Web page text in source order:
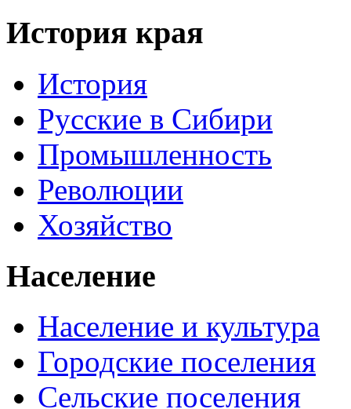
История края
История
Русские в Сибири
Промышленность
Революции
Хозяйство
Население
Население и культура
Городские поселения
Сельские поселения